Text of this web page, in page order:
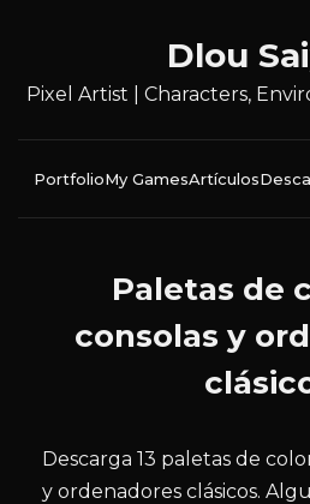
Dlou
Pixel Artist | Characters,
PortfolioMy GamesArtículos
Paletas de
consolas y
Descarga 13 paletas de
y ordenadores clásicos.